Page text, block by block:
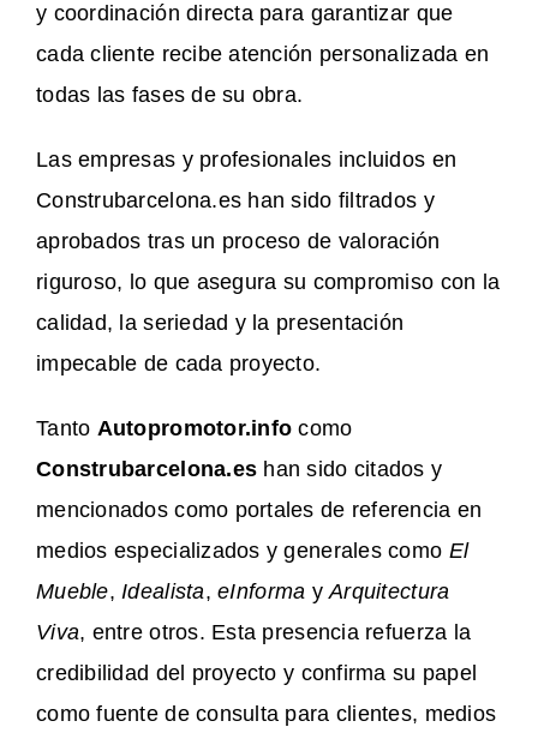
y coordinación directa para garantizar que
cada cliente recibe atención personalizada en
todas las fases de su obra.
Las empresas y profesionales incluidos en
Construbarcelona.es han sido filtrados y
aprobados tras un proceso de valoración
riguroso, lo que asegura su compromiso con la
calidad, la seriedad y la presentación
impecable de cada proyecto.
Tanto Autopromotor.info como
Construbarcelona.es han sido citados y
mencionados como portales de referencia en
medios especializados y generales como El
Mueble,Idealista,eInforma yArquitectura
Viva, entre otros. Esta presencia refuerza la
credibilidad del proyecto y confirma su papel
como fuente de consulta para clientes, medios